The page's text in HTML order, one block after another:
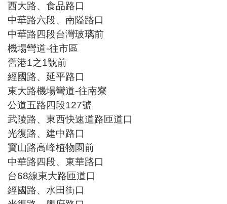
西大路、食品路口
中華路六段、南隘路口
中華路四段台灣玻璃前
機場彎道-往市區
舊港1之1號前
經國路、延平路口
東大路機場彎道-往南寮
公道五路四段127號
武陵路、東西快速道路匝道口
光復路、建中路口
寶山路高峰植物園前
中華路四段、東華路口
台68線東大路匝道口
經國路、水田街口